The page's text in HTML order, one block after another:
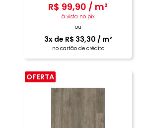
R$ 99,90 / m²
à vista no pix
ou
3x de R$ 33,30 / m²
no cartão de crédito
OFERTA